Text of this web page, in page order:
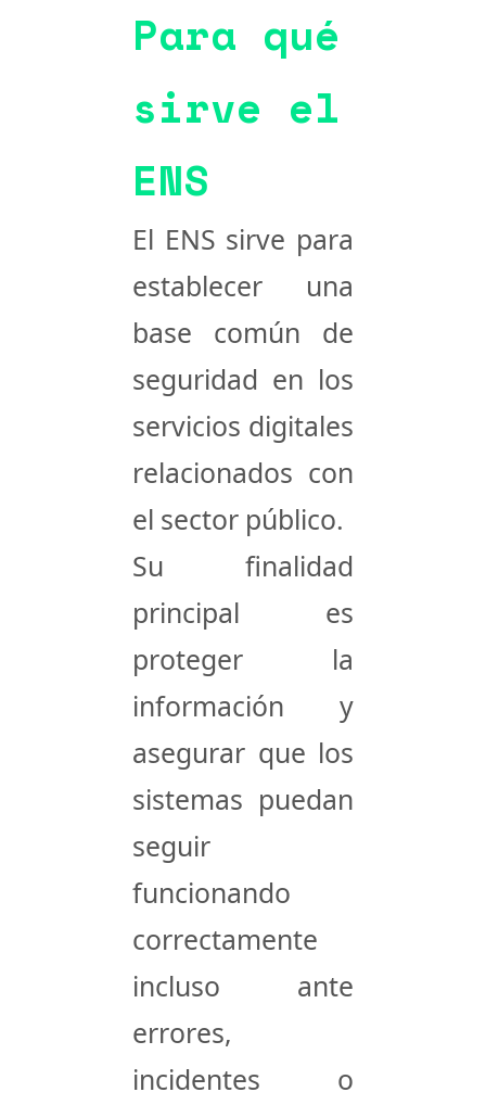
Para qué
sirve el
ENS
El ENS sirve para
establecer una
base común de
seguridad en los
servicios digitales
relacionados con
el sector público.
Su finalidad
principal es
proteger la
información y
asegurar que los
sistemas puedan
seguir
funcionando
correctamente
incluso ante
errores,
incidentes o